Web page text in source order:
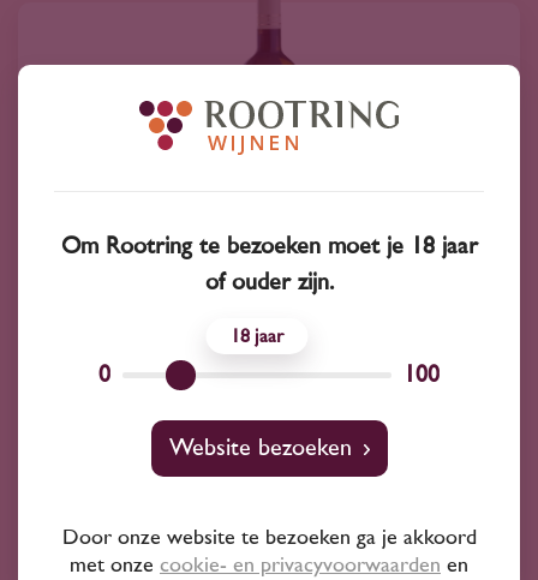
Vignamato Verdicchio dei Castelli di Jesi
Superiore Versiano 2024
15 15
Azienda agricola vignamato
Om Rootring te bezoeken moet je 18 jaar
of ouder zijn.
0
18
100
Website bezoeken
Door onze website te bezoeken ga je akkoord
met onze cookie- en privacyvoorwaarden en